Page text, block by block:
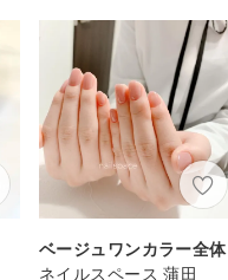
ベージュワンカラー全体
ネイルスペース 蒲田